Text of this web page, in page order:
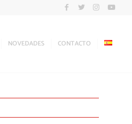
NOVEDADES CONTACTO